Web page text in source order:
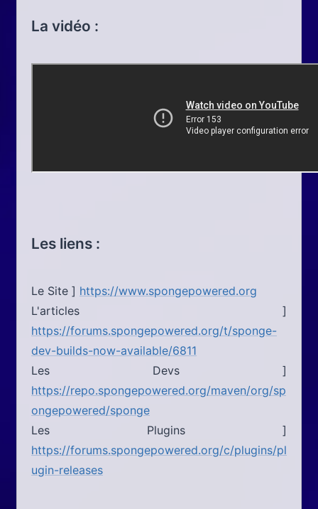
La vidéo :
Les liens :
Le Site ] https://www.spongepowered.org
L'articles ]
https://forums.spongepowered.org/t/sponge-
dev-builds-now-available/6811
Les Devs ]
https://repo.spongepowered.org/maven/org/sp
ongepowered/sponge
Les Plugins ]
https://forums.spongepowered.org/c/plugins/pl
ugin-releases